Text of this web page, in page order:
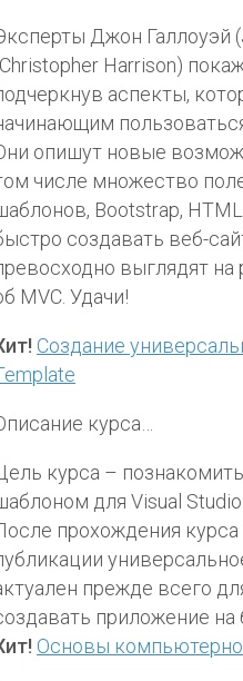
Джон Галлоуэй
Harrison)
аспекты,
опишут новые
числе множество
Bootstrap,
создавать веб-
выглядят
MVC. Удачи!
Создание
курса…
курса –
для Visual
прохождения
прежде всего
приложение на
Основы